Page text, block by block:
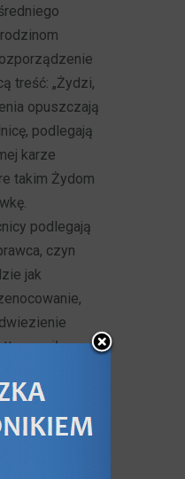
treść: „Żydzi,
opuszczają
podlegają
karze
takim Żydom
podlegają
czyn
jak
groziło